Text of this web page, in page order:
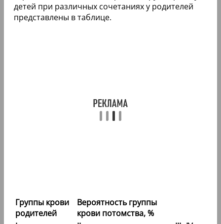
детей при различных сочетаниях у родителей
представлены в таблице.
Группы крови
родителей
Вероятность группы
крови потомства, %